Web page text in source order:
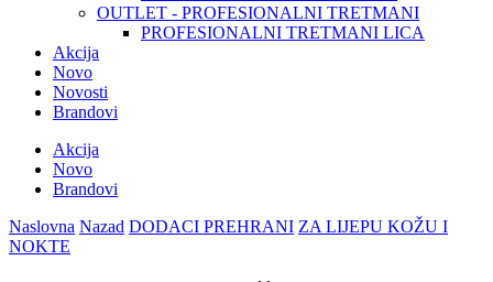
OUTLET - PROFESIONALNI TRETMANI
PROFESIONALNI TRETMANI LICA
Akcija
Novo
Novosti
Brandovi
Akcija
Novo
Brandovi
Naslovna Nazad DODACI PREHRANI ZA LIJEPU KOŽU I
NOKTE